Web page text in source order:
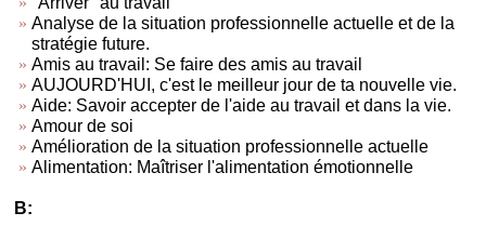
Analyse de la situation professionnelle actuelle et de la
stratégie future.
Amis au travail: Se faire des amis au travail
AUJOURD'HUI, c'est le meilleur jour de ta nouvelle vie.
Aide: Savoir accepter de l'aide au travail et dans la vie.
Amour de soi
Amélioration de la situation professionnelle actuelle
Alimentation: Maîtriser l'alimentation émotionnelle
B: